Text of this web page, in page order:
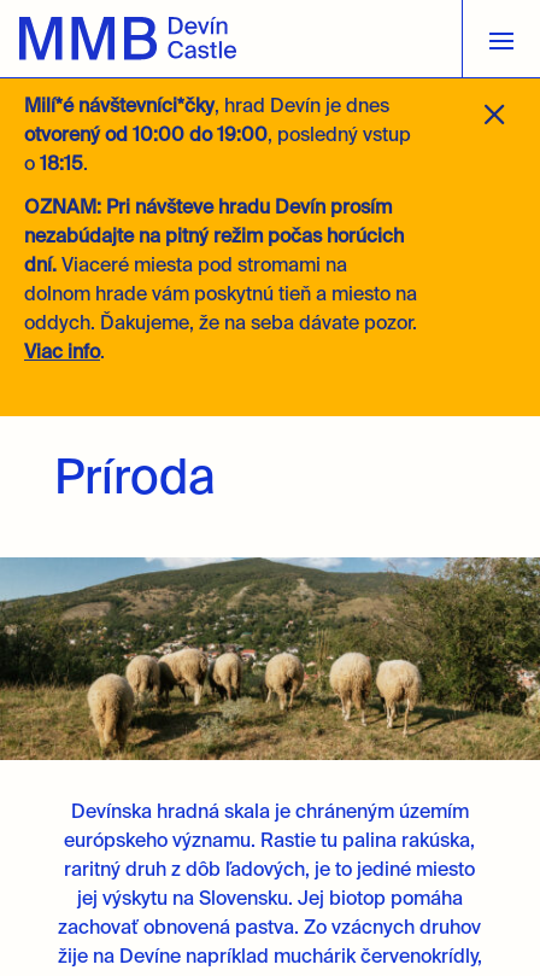
M
Milí*é návštevníci*čky, hrad Devín je dnes
otvorený od 10:00 do 19:00, posledný vstup
o 18:15.
OZNAM: Pri návšteve hradu Devín prosím
nezabúdajte na pitný režim počas horúcich
dní. Viaceré miesta pod stromami na
dolnom hrade vám poskytnú tieň a miesto na
oddych. Ďakujeme, že na seba dávate pozor.
Viac info.
Príroda
Devínska hradná skala je chráneným územím
európskeho významu. Rastie tu palina rakúska,
raritný druh z dôb ľadových, je to jediné miesto
jej výskytu na Slovensku. Jej biotop pomáha
zachovať obnovená pastva. Zo vzácnych druhov
žije na Devíne napríklad muchárikčervenokrídly,